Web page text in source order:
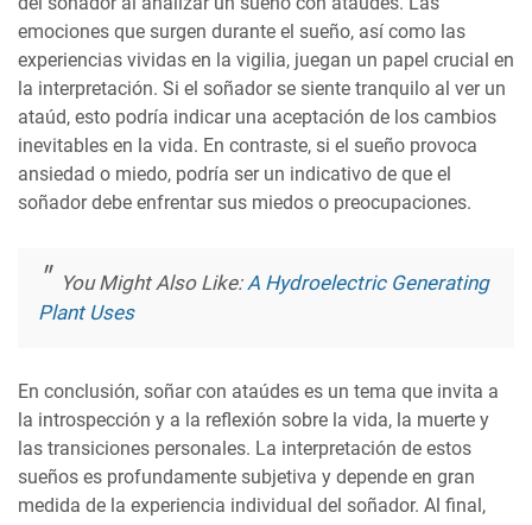
emociones que surgen durante el sueño, así como las
experiencias vividas en la vigilia, juegan un papel crucial en
la interpretación. Si el soñador se siente tranquilo al ver un
ataúd, esto podría indicar una aceptación de los cambios
inevitables en la vida. En contraste, si el sueño provoca
ansiedad o miedo, podría ser un indicativo de que el
soñador debe enfrentar sus miedos o preocupaciones.
You Might Also Like: A Hydroelectric Generating
Plant Uses
En conclusión, soñar con ataúdes es un tema que invita a
la introspección y a la reflexión sobre la vida, la muerte y
las transiciones personales. La interpretación de estos
sueños es profundamente subjetiva y depende en gran
medida de la experiencia individual del soñador. Al final,